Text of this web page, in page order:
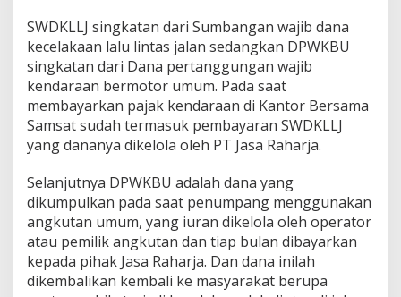
SWDKLLJ singkatan dari Sumbangan wajib dana
kecelakaan lalu lintas jalan sedangkan DPWKBU
singkatan dari Dana pertanggungan wajib
kendaraan bermotor umum. Pada saat
membayarkan pajak kendaraan di Kantor Bersama
Samsat sudah termasuk pembayaran SWDKLLJ
yang dananya dikelola oleh PT Jasa Raharja.
Selanjutnya DPWKBU adalah dana yang
dikumpulkan pada saat penumpang menggunakan
angkutan umum, yang iuran dikelola oleh operator
atau pemilik angkutan dan tiap bulan dibayarkan
kepada pihak Jasa Raharja. Dan dana inilah
dikembalikan kembali ke masyarakat berupa